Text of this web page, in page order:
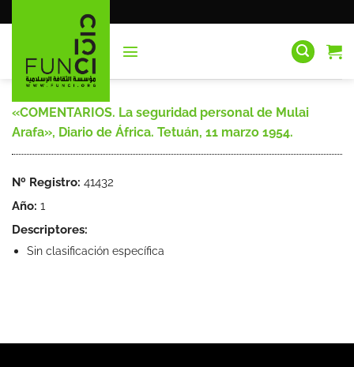
al
«COMENTARIOS. La seguridad personal de Mulai
Arafa», Diario de África. Tetuán, 11 marzo 1954.
Nº Registro: 41432
Año: 1
Descriptores:
Sin clasificación específica